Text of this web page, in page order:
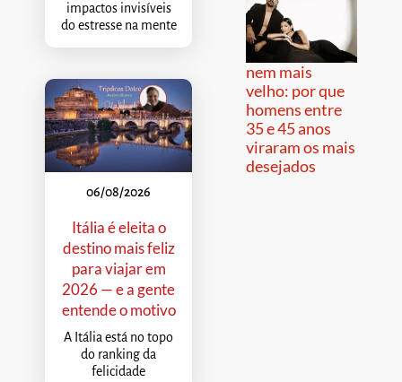
impactos invisíveis
do estresse na mente
06/08/2026
Itália é eleita o
destino mais feliz
para viajar em
2026 — e a gente
entende o motivo
A Itália está no topo
do ranking da
felicidade
nem mais
velho: por que
homens entre
35 e 45 anos
viraram os mais
desejados